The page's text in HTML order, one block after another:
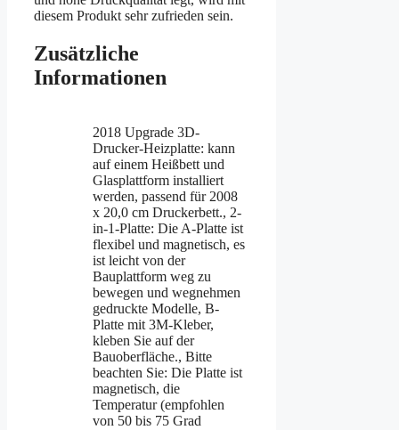
diesem Produkt sehr zufrieden sein.
Zusätzliche
Informationen
2018 Upgrade 3D-
Drucker-Heizplatte: kann
auf einem Heißbett und
Glasplattform installiert
werden, passend für 2008
x 20,0 cm Druckerbett., 2-
in-1-Platte: Die A-Platte ist
flexibel und magnetisch, es
ist leicht von der
Bauplattform weg zu
bewegen und wegnehmen
gedruckte Modelle, B-
Platte mit 3M-Kleber,
kleben Sie auf der
Bauoberfläche., Bitte
beachten Sie: Die Platte ist
magnetisch, die
Temperatur (empfohlen
von 50 bis 75 Grad